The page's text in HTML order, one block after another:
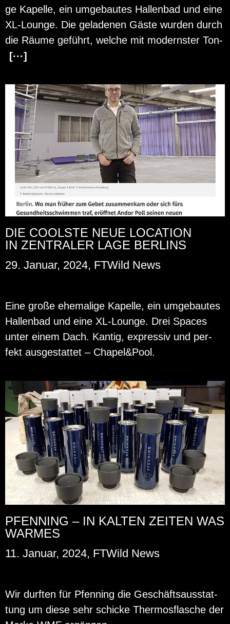
ge Ka­pel­le, ein um­ge­bau­tes Hal­len­bad und eine
XL-Lounge. Die ge­la­de­nen Gäste wur­den durch
die Räume ge­führt, wel­che mit mo­derns­ter Ton-
[···]
DIE COOLSTE NEUE LOCATION
IN ZENTRALER LAGE BERLINS
29. Januar, 2024, FTWild News
Eine große ehe­ma­li­ge Ka­pel­le, ein um­ge­bau­tes
Hal­len­bad und eine XL-Lounge. Drei Spaces
unter einem Dach. Kan­tig, ex­pres­siv und per­
fekt aus­ge­stat­tet – Cha­pel&Pool.
PFENNING – IN KALTEN ZEITEN WAS
WARMES
11. Januar, 2024, FTWild News
Wir durf­ten für Pfen­ning die Ge­schäfts­aus­stat­
tung um diese sehr schi­cke Ther­mos­fla­sche der